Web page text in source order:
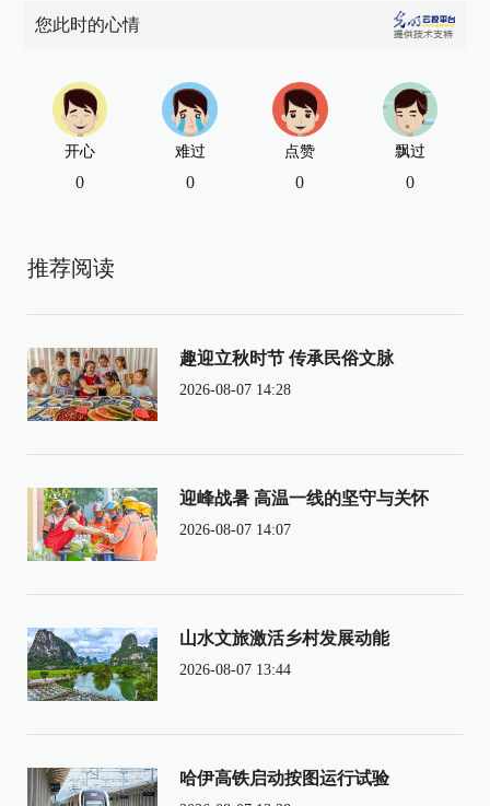
您此时的心情
开心
0
难过
0
点赞
0
飘过
0
推荐阅读
趣迎立秋时节 传承民俗文脉
2026-08-07 14:28
迎峰战暑 高温一线的坚守与关怀
2026-08-07 14:07
山水文旅激活乡村发展动能
2026-08-07 13:44
哈伊高铁启动按图运行试验